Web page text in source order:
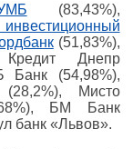
(83,43%),
(51,83%),
Днепр
Банк (54,98%),
Мисто
БМ Банк
банк «Львов».